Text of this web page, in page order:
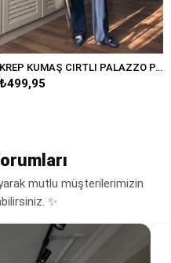
KREP KUMAŞ CIRTLI PALAZZO PANTOLON/K038
mutlu müşterilerimizin
✨